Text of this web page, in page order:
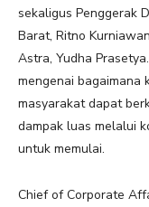
sekaligus Penggerak
Barat, Ritno
Astra, Yudha
mengenai bagaimana
masyarakat dapat
dampak luas melalui
untuk memulai.
Chief of Corporate